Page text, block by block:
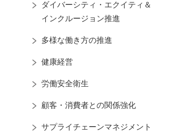
ダイバーシティ・エクイティ＆
インクルージョン推進
多様な働き方の推進
健康経営
労働安全衛生
顧客・消費者との関係強化
サプライチェーンマネジメント